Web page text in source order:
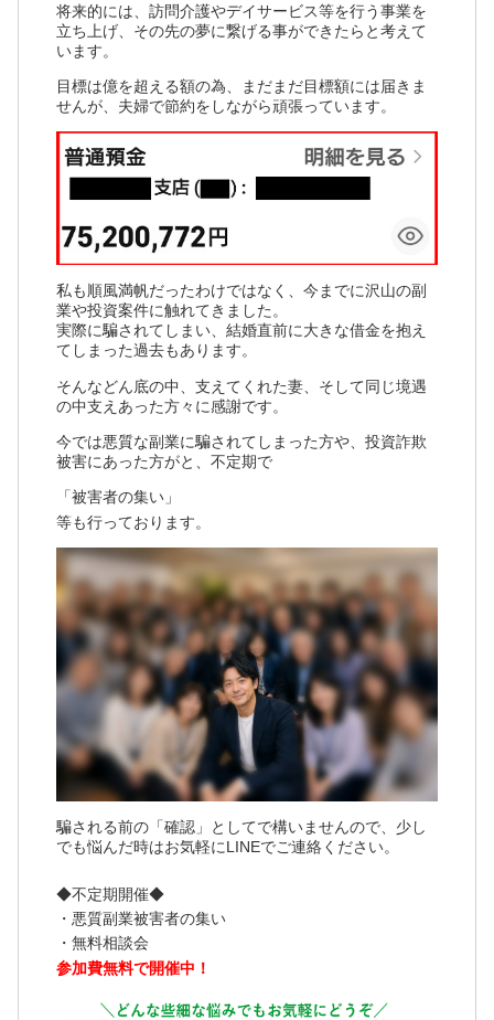
将来的には、訪問介護やデイサービス等を行う事業を
立ち上げ、その先の夢に繋げる事ができたらと考えて
います。
目標は億を超える額の為、まだまだ目標額には届きま
せんが、夫婦で節約をしながら頑張っています。
私も順風満帆だったわけではなく、今までに沢山の副
業や投資案件に触れてきました。
実際に騙されてしまい、結婚直前に大きな借金を抱え
てしまった過去もあります。
そんなどん底の中、支えてくれた妻、そして同じ境遇
の中支えあった方々に感謝です。
今では悪質な副業に騙されてしまった方や、投資詐欺
被害にあった方がと、不定期で
「被害者の集い」
等も行っております。
騙される前の「確認」としてで構いませんので、少し
でも悩んだ時はお気軽にLINEでご連絡ください。
◆不定期開催◆
・悪質副業被害者の集い
・無料相談会
参加費無料で開催中！